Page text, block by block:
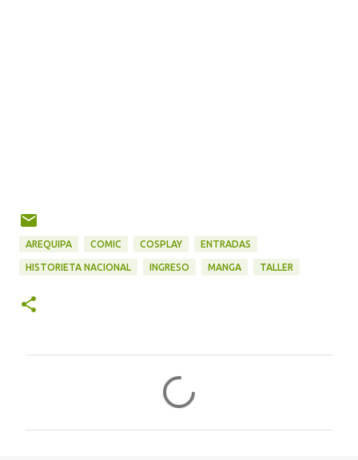
AREQUIPA COMIC COSPLAY ENTRADAS
HISTORIETA NACIONAL INGRESO MANGA TALLER